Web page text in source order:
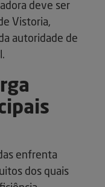
deve ser
Vistoria,
autoridade de
enfrenta
dos quais